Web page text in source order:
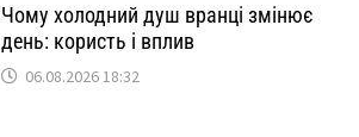
Чому холодний душ вранці змінює
день: користь і вплив
06.08.2026 18:32